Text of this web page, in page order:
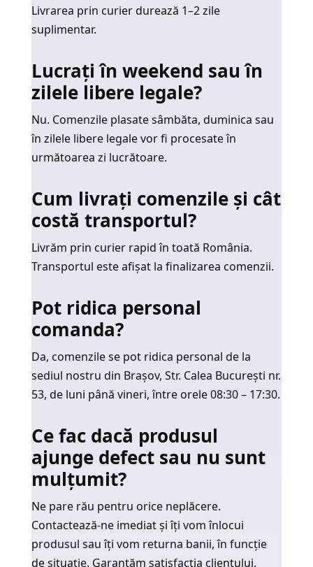
Livrarea prin curier durează 1–2 zile
suplimentar.
Lucrați în weekend sau în
zilele libere legale?
Nu. Comenzile plasate sâmbăta, duminica sau
în zilele libere legale vor fi procesate în
următoarea zi lucrătoare.
Cum livrați comenzile și cât
costă transportul?
Livrăm prin curier rapid în toată România.
Transportul este afișat la finalizarea comenzii.
Pot ridica personal
comanda?
Da, comenzile se pot ridica personal de la
sediul nostru din Brașov, Str. Calea București nr.
53, de luni până vineri, între orele 08:30 – 17:30.
Ce fac dacă produsul
ajunge defect sau nu sunt
mulțumit?
Ne pare rău pentru orice neplăcere.
Contactează-ne imediat și îți vom înlocui
produsul sau îți vom returna banii, în funcție
de situație. Garantăm satisfacția clientului.